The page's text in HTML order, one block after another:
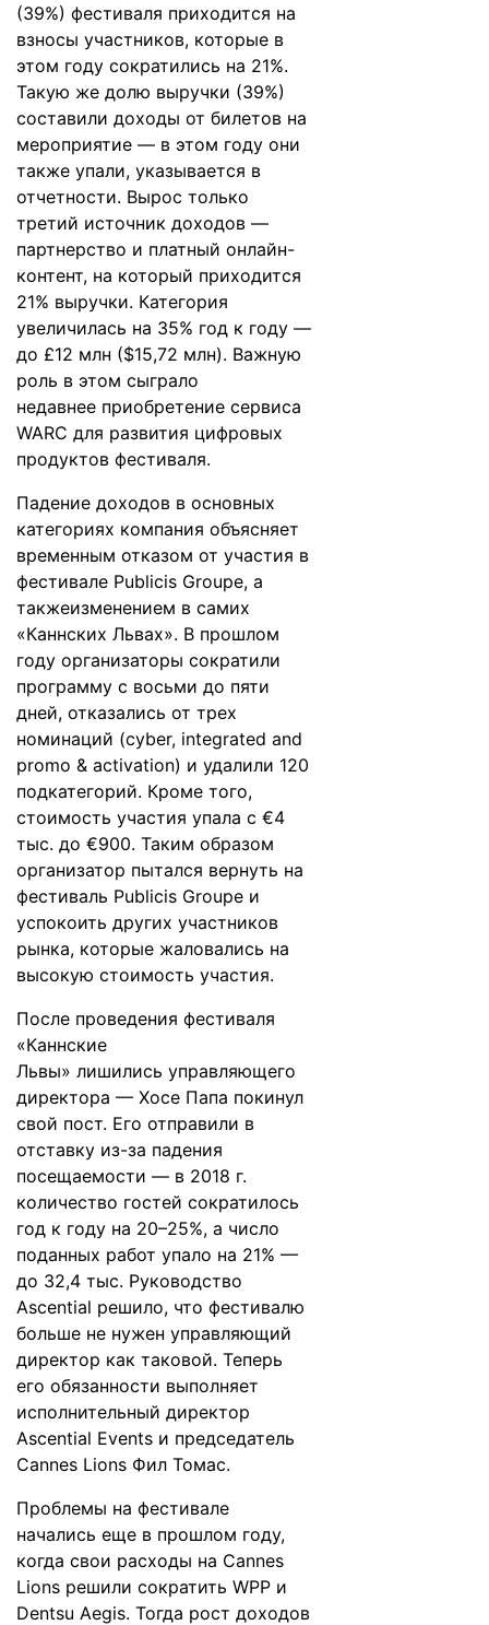
(39%) фестиваля приходится на
взносы участников, которые в
этом году сократились на 21%.
Такую же долю выручки (39%)
составили доходы от билетов на
мероприятие — в этом году они
также упали, указывается в
отчетности. Вырос только
третий источник доходов —
партнерство и платный онлайн-
контент, на который приходится
21% выручки. Категория
увеличилась на 35% год к году —
до £12 млн ($15,72 млн). Важную
роль в этом сыграло
недавнее приобретение сервиса
WARC для развития цифровых
продуктов фестиваля.
Падение доходов в основных
категориях компания объясняет
временным отказом от участия в
фестивале Publicis Groupe, а
такжеизменением в самих
«Каннских Львах». В прошлом
году организаторы сократили
программу с восьми до пяти
дней, отказались от трех
номинаций (cyber, integrated and
promo & activation) и удалили 120
подкатегорий. Кроме того,
стоимость участия упала с €4
тыс. до €900. Таким образом
организатор пытался вернуть на
фестиваль Publicis Groupe и
успокоить других участников
рынка, которые жаловались на
высокую стоимость участия.
После проведения фестиваля
«Каннские
Львы» лишились управляющего
директора — Хосе Папа покинул
свой пост. Его отправили в
отставку из-за падения
посещаемости — в 2018 г.
количество гостей сократилось
год к году на 20–25%, а число
поданных работ упало на 21% —
до 32,4 тыс. Руководство
Ascential решило, что фестивалю
больше не нужен управляющий
директор как таковой. Теперь
его обязанности выполняет
исполнительный директор
Ascential Events и председатель
Cannes Lions Фил Томас.
Проблемы на фестивале
начались еще в прошлом году,
когда свои расходы на Cannes
Lions решили сократить WPP и
Dentsu Aegis. Тогда рост доходов